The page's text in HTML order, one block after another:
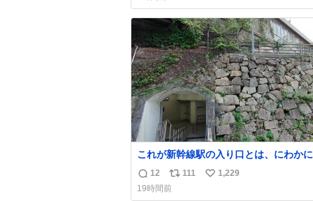
い。 それも胸糞だけど、単なる火災扱いで放
火に切り変わらないから犯人野放しら
信
数
ス
ト
数
ね
数
これが新幹線駅の入り口とは、にわか
がたい
返
信
12
リ
ポ
111
い
1,229
19時間前